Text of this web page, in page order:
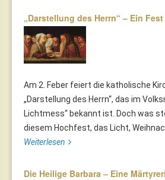
„Darstellung des Herrn“ – Ein
Am 2. Feber feiert die katholische
„Darstellung des Herrn“, das im
Lichtmess“ bekannt ist. Doch was
diesem Hochfest, das Licht,
Weiterlesen
Die Heilige Barbara – Eine